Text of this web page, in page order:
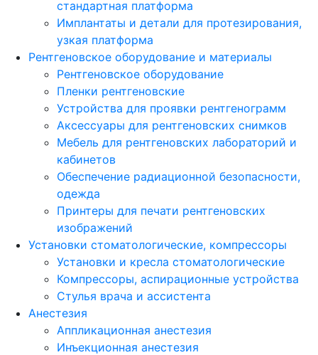
стандартная платформа
Имплантаты и детали для протезирования,
узкая платформа
Рентгеновское оборудование и материалы
Рентгеновское оборудование
Пленки рентгеновские
Устройства для проявки рентгенограмм
Аксессуары для рентгеновских снимков
Мебель для рентгеновских лабораторий и
кабинетов
Обеспечение радиационной безопасности,
одежда
Принтеры для печати рентгеновских
изображений
Установки стоматологические, компрессоры
Установки и кресла стоматологические
Компрессоры, аспирационные устройства
Стулья врача и ассистента
Анестезия
Аппликационная анестезия
Инъекционная анестезия